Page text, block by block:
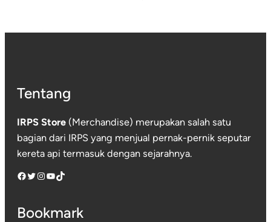
Rp165.000
Tentang
IRPS Store (Merchandise) merupakan salah satu
bagian dari IRPS yang menjual pernak-pernik seputar
kereta api termasuk dengan sejarahnya.
Facebook Twitter InstagramYouTube TikTok
Bookmark